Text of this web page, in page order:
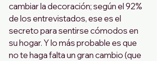
cambiar la decoración; según el 92%
de los entrevistados, ese es el
secreto para sentirse cómodos en
su hogar. Y lo más probable es que
no te haga falta un gran cambio (que